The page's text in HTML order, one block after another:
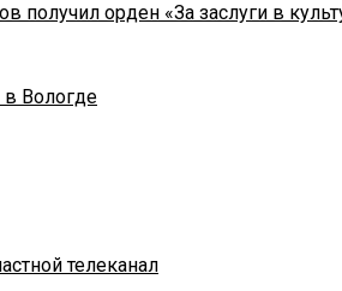
орден «За заслуги в
Вологде
телеканал